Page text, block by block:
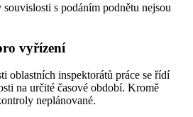
s podáním podnětu nejsou
vyřízení
oblastních inspektorátů práce se řídí
na určité časové období. Kromě
neplánované.